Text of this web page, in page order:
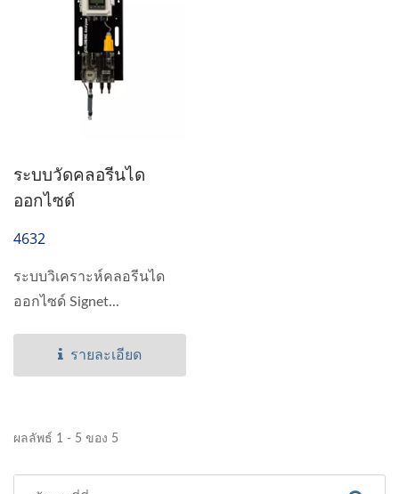
ระบบวัดคลอรีนได
ออกไซด์
4632
ระบบวิเคราะห์คลอรีนได
ออกไซด์ Signet...
รายละเอียด
ผลลัพธ์ 1 - 5 ของ 5